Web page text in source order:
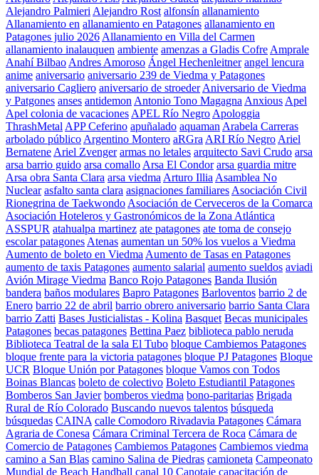
Alejandro Palmieri Alejandro Rost alfonsín allanamiento
Allanamiento en allanamiento en Patagones allanamiento en
Patagones julio 2026 Allanamiento en Villa del Carmen
allanamiento inalauquen ambiente amenzas a Gladis Cofre Amprale
Anahí Bilbao Andres Amoroso Ángel Hechenleitner angel lencura
anime aniversario aniversario 239 de Viedma y Patagones
aniversario Cagliero aniversario de stroeder Aniversario de Viedma
y Patgones anses antidemon Antonio Tono Magagna Anxious Apel
Apel colonia de vacaciones APEL Río Negro Apologgia
ThrashMetal APP Ceferino apuñalado aquaman Arabela Carreras
arbolado público Argentino Montero aRGra ARI Río Negro Ariel
Bernatene Ariel Zvenger armas no letales arquitecto Savi Crudo arsa
arsa barrio guido arsa comallo Arsa El Condor arsa guardia mitre
Arsa obra Santa Clara arsa viedma Arturo Illia Asamblea No
Nuclear asfalto santa clara asignaciones familiares Asociación Civil
Rionegrina de Taekwondo Asociación de Cerveceros de la Comarca
Asociación Hoteleros y Gastronómicos de la Zona Atlántica
ASSPUR atahualpa martinez ate patagones ate toma de consejo
escolar patagones Atenas aumentan un 50% los vuelos a Viedma
Aumento de boleto en Viedma Aumento de Tasas en Patagones
aumento de taxis Patagones aumento salarial aumento sueldos aviadi
Avión Mirage Viedma Banco Rojo Patagones Banda Ilusión
bandera baños modulares Bapro Patagones Barloventos barrio 2 de
Enero barrio 22 de abril barrio obrero aniversario barrio Santa Clara
barrio Zatti Bases Justicialistas - Kolina Basquet Becas municipales
Patagones becas patagones Bettina Paez biblioteca pablo neruda
Biblioteca Teatral de la sala El Tubo bloque Cambiemos Patagones
bloque frente para la victoria patagones bloque PJ Patagones Bloque
UCR Bloque Unión por Patagones bloque Vamos con Todos
Boinas Blancas boleto de colectivo Boleto Estudiantil Patagones
Bomberos San Javier bomberos viedma bono-paritarias Brigada
Rural de Río Colorado Buscando nuevos talentos búsqueda
búsquedas CAINA calle Comodoro Rivadavia Patagones Cámara
Agraria de Conesa Cámara Criminal Tercera de Roca Cámara de
Comercio de Patagones Cambiemos Patagones Cambiemos viedma
camino a San Blas camino Salina de Piedras camioneta Campeonato
Mundial de Beach Handball canal 10 Canotaje capacitación de